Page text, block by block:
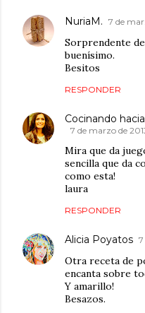
NuriaM. 7 de
Sorprendente
buenísimo.
Besitos
RESPONDER
Cocinando
7 de marzo de
Mira que da
sencilla que da
como esta!
laura
RESPONDER
Alicia Poyatos 7
Otra receta de
encanta sobre
Y amarillo!
Besazos.